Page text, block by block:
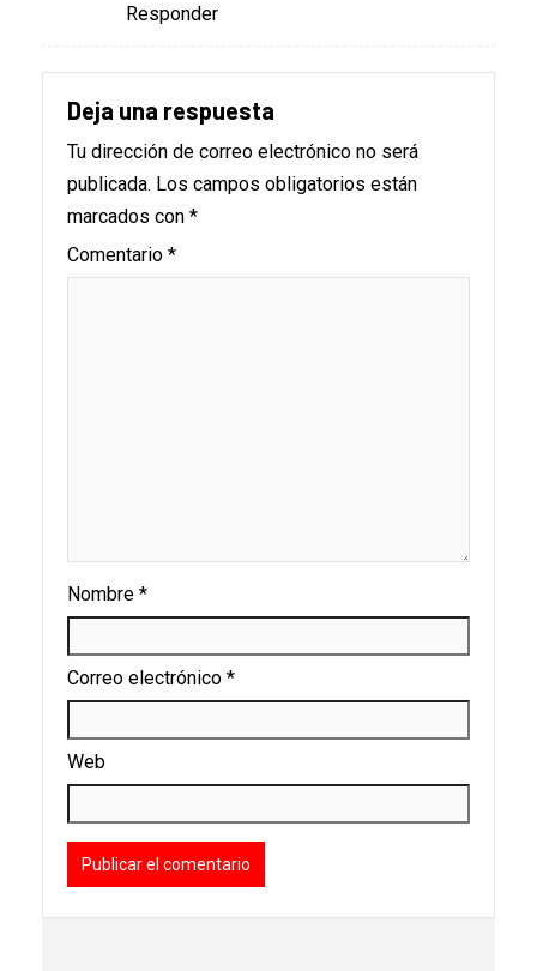
Responder
Deja una respuesta
Tu dirección de correo electrónico no será
publicada. Los campos obligatorios están
marcados con *
Comentario *
Nombre *
Correo electrónico *
Web